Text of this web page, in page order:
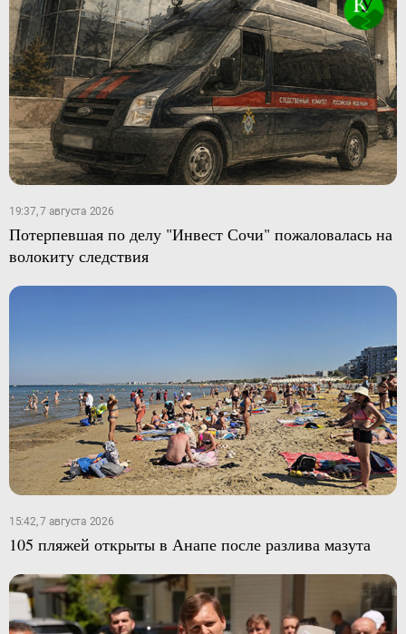
19:37, 7 августа 2026
Потерпевшая по делу "Инвест Сочи" пожаловалась на
волокиту следствия
15:42, 7 августа 2026
105 пляжей открыты в Анапе после разлива мазута